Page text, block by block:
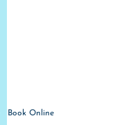
Book Online